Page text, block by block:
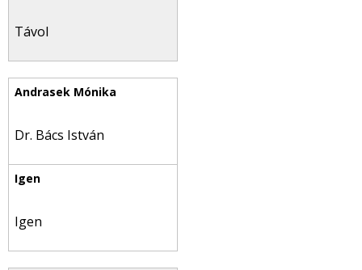
Távol
Dr. Bács István
Igen